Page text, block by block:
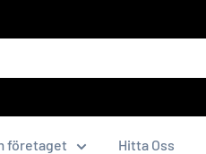
företaget Hitta Oss